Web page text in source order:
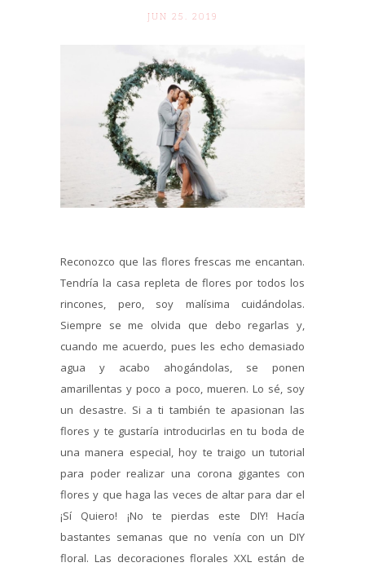
JUN 25. 2019
Reconozco que las flores frescas me encantan.
Tendría la casa repleta de flores por todos los
rincones, pero, soy malísima cuidándolas.
Siempre se me olvida que debo regarlas y,
cuando me acuerdo, pues les echo demasiado
agua y acabo ahogándolas, se ponen
amarillentas y poco a poco, mueren. Lo sé, soy
un desastre. Si a ti también te apasionan las
flores y te gustaría introducirlas en tu boda de
una manera especial, hoy te traigo un tutorial
para poder realizar una corona gigantes con
flores y que haga las veces de altar para dar el
¡Sí Quiero! ¡No te pierdas este DIY! Hacía
bastantes semanas que no venía con un DIY
floral. Las decoraciones florales XXL están de